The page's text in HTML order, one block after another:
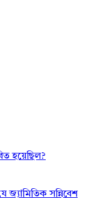
হয়েছিল?
জ্যামিতিক সন্নিবেশ